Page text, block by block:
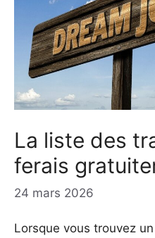
La liste des
ferais
24 mars 2026
Lorsque vous trouvez